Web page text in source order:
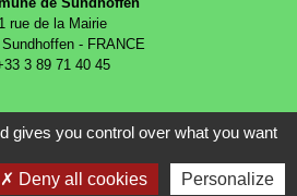
1 rue de la Mairie
- FRANCE
3 89 71 40 45
gives you control over what you want
Deny all cookies Personalize